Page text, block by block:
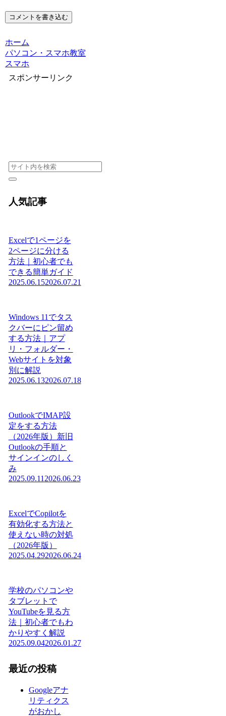
コメントを書き込む
ホーム
パソコン・スマホ教室
スマホ
スポンサーリンク
人気記事
Excelで1ページを
2ページに分ける
方法｜初心者でも
できる簡単ガイド
2025.06.152026.07.21
Windows 11でタス
クバーにピン留め
する方法｜アプ
リ・フォルダー・
Webサイトを対象
別に解説
2025.06.132026.07.18
OutlookでIMAP設
定をする方法
（2026年版）新旧
Outlookの手順と
サインインのしく
み
2025.09.11 2026.06.23
ExcelでCopilotを
有効化する方法と
使えない時の対処
（2026年版）
2025.04.292026.06.24
学校のパソコンや
タブレットで
YouTubeを見る方
法｜初心者でもわ
かりやすく解説
2025.09.042026.01.27
最近の投稿
Googleアナ
リティクス
がおかし